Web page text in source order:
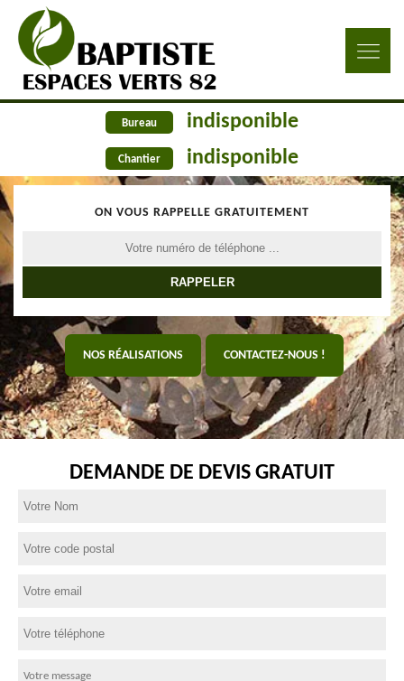
Bureau indisponible
Chantier indisponible
ON VOUS RAPPELLE GRATUITEMENT
NOS RÉALISATIONS CONTACTEZ-NOUS !
DEMANDE DE DEVIS GRATUIT